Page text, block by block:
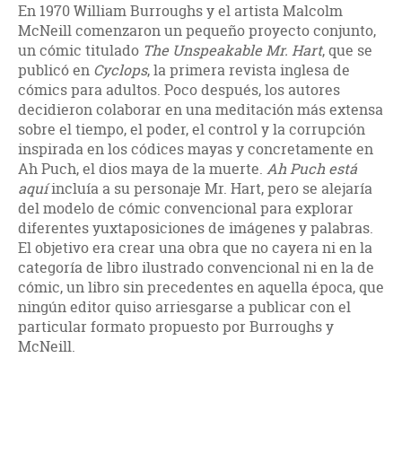
En 1970 William Burroughs y el artista Malcolm
McNeill comenzaron un pequeño proyecto conjunto,
un cómic titulado The Unspeakable Mr. Hart, que se
publicó en Cyclops, la primera revista inglesa de
cómics para adultos. Poco después, los autores
decidieron colaborar en una meditación más extensa
sobre el tiempo, el poder, el control y la corrupción
inspirada en los códices mayas y concretamente en
Ah Puch, el dios maya de la muerte. Ah Puch está
aquíincluía a su personaje Mr. Hart, pero se alejaría
del modelo de cómic convencional para explorar
diferentes yuxtaposiciones de imágenes y palabras.
El objetivo era crear una obra que no cayera ni en la
categoría de libro ilustrado convencional ni en la de
cómic, un libro sin precedentes en aquella época, que
ningún editor quiso arriesgarse a publicar con el
particular formato propuesto por Burroughs y
McNeill.